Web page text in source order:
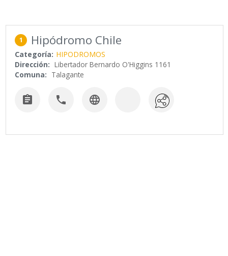
1 Hipódromo Chile
Categoría: HIPODROMOS
Dirección: Libertador Bernardo O'Higgins 1161
Comuna: Talagante
  